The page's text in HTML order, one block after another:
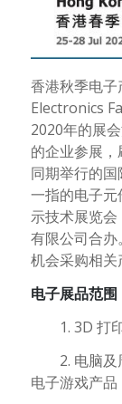
香港秋季电
Electronics
2020年的展
的企业参展
同期举行的
一指的电子
示技术展览
有限公司合
机会采购相关
电子展品范围
1. 3D 打
2. 电脑及
电子游戏产品